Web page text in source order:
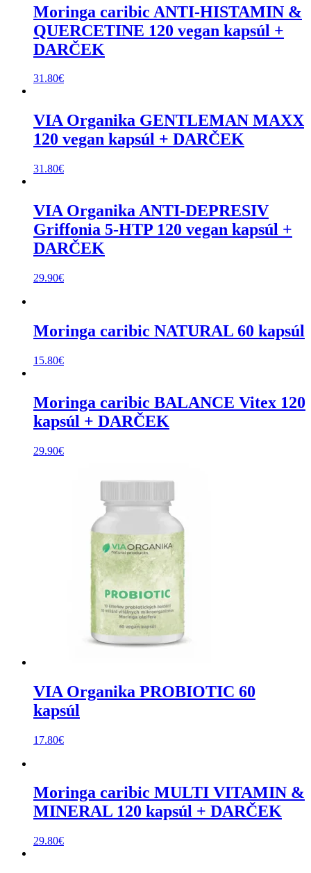
Moringa caribic ANTI-HISTAMIN &
QUERCETINE 120 vegan kapsúl +
DARČEK
31.80€
VIA Organika GENTLEMAN MAXX
120 vegan kapsúl + DARČEK
31.80€
VIA Organika ANTI-DEPRESIV
Griffonia 5-HTP 120 vegan kapsúl +
DARČEK
29.90€
Moringa caribic NATURAL 60 kapsúl
15.80€
Moringa caribic BALANCE Vitex 120
kapsúl + DARČEK
29.90€
VIA Organika PROBIOTIC 60
kapsúl
17.80€
Moringa caribic MULTI VITAMIN &
MINERAL 120 kapsúl + DARČEK
29.80€